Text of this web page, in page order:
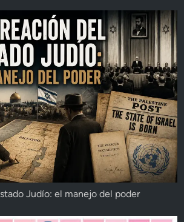
Judío: el manejo del poder